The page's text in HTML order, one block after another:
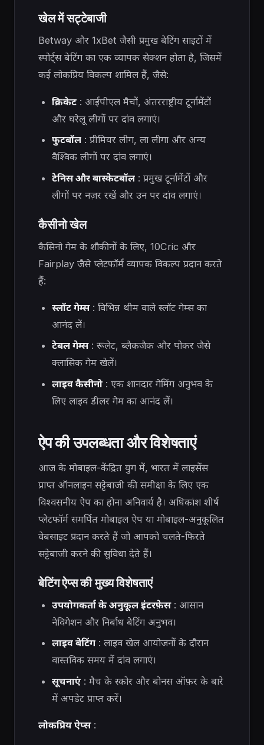
खेल में सट्टेबाजी
Betway और 1xBet जैसी प्रमुख बेटिंग साइटों में
स्पोर्ट्स बेटिंग का एक व्यापक सेक्शन होता है, जिसमें
कई लोकप्रिय विकल्प शामिल हैं, जैसे:
क्रिकेट: आईपीएल मैचों, अंतरराष्ट्रीय टूर्नामेंटों
और घरेलू लीगों पर दांव लगाएं।
फुटबॉल: प्रीमियर लीग, ला लीगा और अन्य
वैश्विक लीगों पर दांव लगाएं।
टेनिस और बास्केटबॉल: प्रमुख टूर्नामेंटों और
लीगों पर नज़र रखें और उन पर दांव लगाएं।
कैसीनो खेल
कैसिनो गेम के शौकीनों के लिए, 10Cric और
Fairplay जैसे प्लेटफॉर्म व्यापक विकल्प प्रदान करते
हैं:
स्लॉट गेम्स: विभिन्न थीम वाले स्लॉट गेम्स का
आनंद लें।
टेबल गेम्स: रूलेट, ब्लैकजैक और पोकर जैसे
क्लासिक गेम खेलें।
लाइव कैसीनो: एक शानदार गेमिंग अनुभव के
लिए लाइव डीलर गेम का आनंद लें।
ऐप की उपलब्धता और विशेषताएं
आज के मोबाइल-केंद्रित युग में, भारत में लाइसेंस
प्राप्त ऑनलाइन सट्टेबाजी की समीक्षा के लिए एक
विश्वसनीय ऐप का होना अनिवार्य है। अधिकांश शीर्ष
प्लेटफॉर्म समर्पित मोबाइल ऐप या मोबाइल-अनुकूलित
वेबसाइट प्रदान करते हैं जो आपको चलते-फिरते
सट्टेबाजी करने की सुविधा देते हैं।
बेटिंग ऐप्स की मुख्य विशेषताएं
उपयोगकर्ता के अनुकूल इंटरफ़ेस: आसान
नेविगेशन और निर्बाध बेटिंग अनुभव।
लाइव बेटिंग: लाइव खेल आयोजनों के दौरान
वास्तविक समय में दांव लगाएं।
सूचनाएं: मैच के स्कोर और बोनस ऑफ़र के बारे
में अपडेट प्राप्त करें।
लोकप्रिय ऐप्स: